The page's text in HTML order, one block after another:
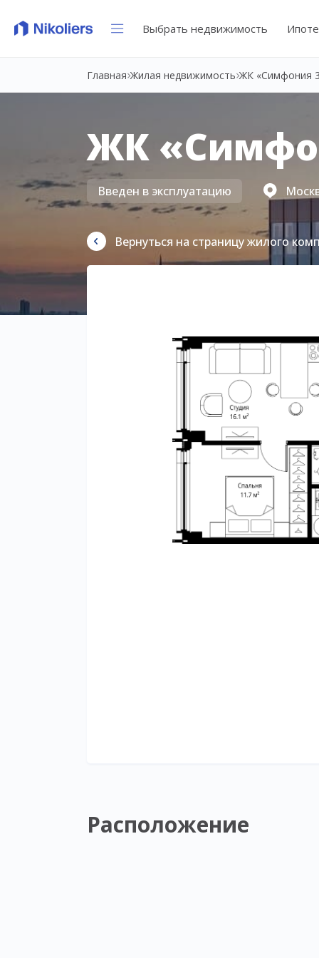
Выбрать недвижимость
Главная Жилая недвижимость ЖК «Симфония
ЖК
Введен в эксплуатацию
Вернуться на страницу жилого
Расположение